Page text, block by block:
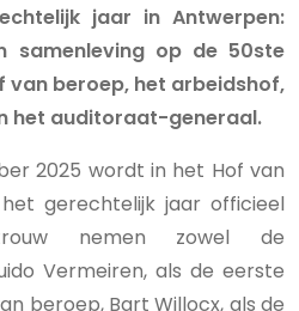
jaar in Antwerpen:
samenleving op de 50ste
beroep, het arbeidshof,
het auditoraat-generaal.
2025 wordt in het Hof van
gerechtelijk jaar officieel
nemen zowel de
Vermeiren, als de eerste
beroep, Bart Willocx, als de